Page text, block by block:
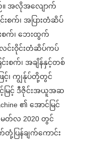
။ အလိုအလျောက်
စက်၊ အပြားတံဆိပ်
စက်၊ ဘေးထွက်
င်းဝိုင်းတံဆိပ်ကပ်
င်းစက်၊ အချိန်နှင့်တစ်
င့်၊ ကျွန်ုပ်တို့တွင်
ြင့် ဒီဇိုင်းအယူအဆ
၏ အောင်မြင်
တ်လ 2020 တွင်
ပြန်ချက်ကောင်း